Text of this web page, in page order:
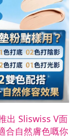
出 Sliswiss V面
合自然膚色嘅你